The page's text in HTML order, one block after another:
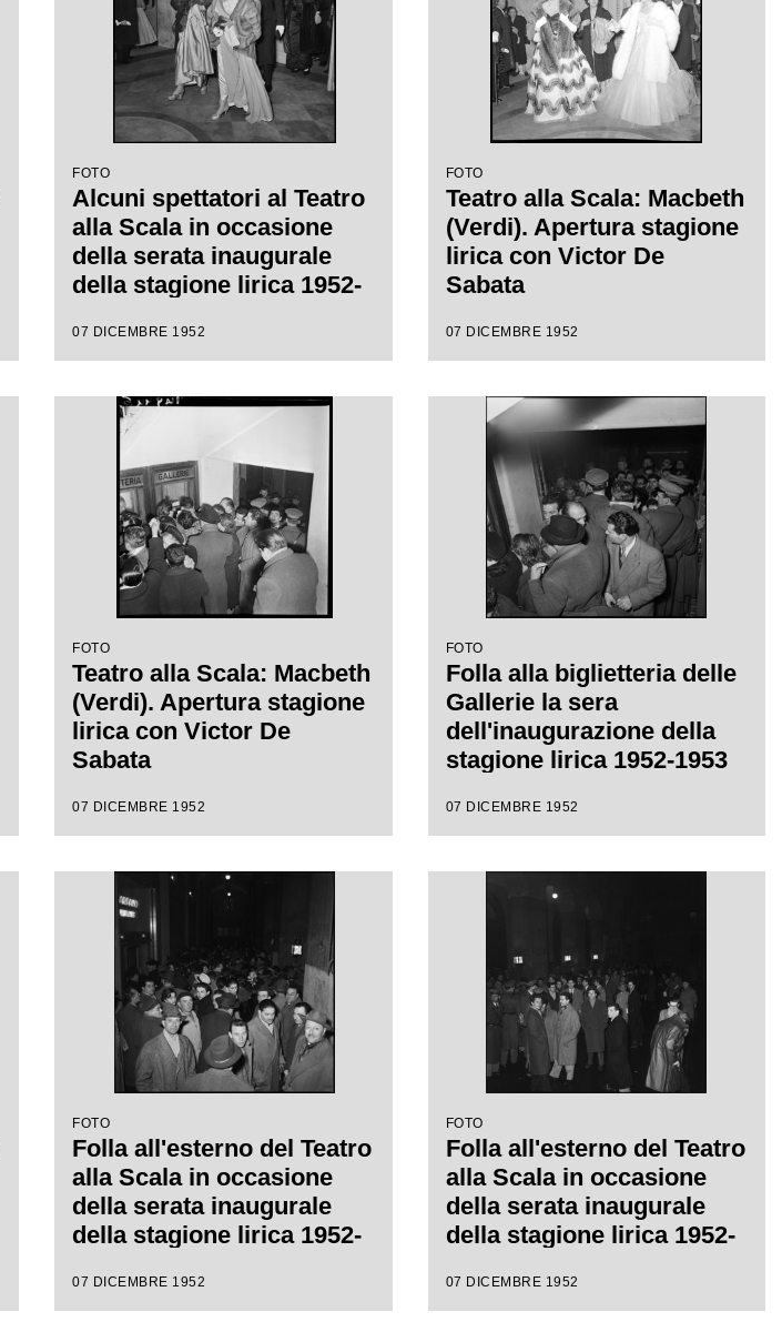
FOTO
Alcuni spettatori al Teatro
alla Scala in occasione
della serata inaugurale
della stagione lirica 1952-
"Macbeth" di Giuseppe
Sabata, con la regia di
Carl Ebert
07 DICEMBRE 1952
FOTO
Teatro alla Scala: Macbeth
(Verdi). Apertura stagione
lirica con Victor De
Sabata
07 DICEMBRE 1952
FOTO
Teatro alla Scala: Macbeth
(Verdi). Apertura stagione
lirica con Victor De
Sabata
07 DICEMBRE 1952
FOTO
Folla alla biglietteria delle
Gallerie la sera
dell'inaugurazione della
stagione lirica 1952-1953
l'opera "Macbeth", di
Victor de Sabata, con la
regia di Carl Ebert
07 DICEMBRE 1952
FOTO
Folla all'esterno del Teatro
alla Scala in occasione
della serata inaugurale
della stagione lirica 1952-
"Macbeth" di Giuseppe
07 DICEMBRE 1952
FOTO
Folla all'esterno del Teatro
alla Scala in occasione
della serata inaugurale
della stagione lirica 1952-
"Macbeth" di Giuseppe
07 DICEMBRE 1952